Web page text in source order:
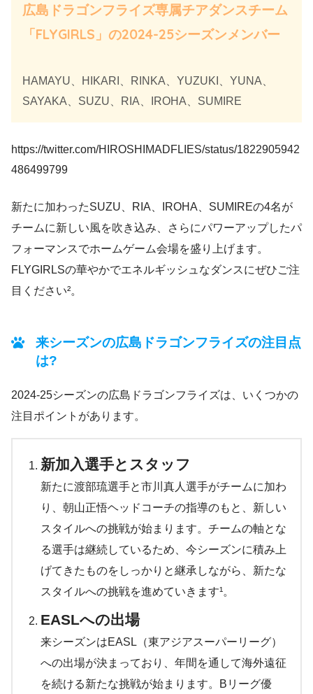
広島ドラゴンフライズ専属チアダンスチーム
「FLYGIRLS」の2024-25シーズンメンバー
HAMAYU、HIKARI、RINKA、YUZUKI、YUNA、
SAYAKA、SUZU、RIA、IROHA、SUMIRE
https://twitter.com/HIROSHIMADFLIES/status/1822905942
486499799
新たに加わったSUZU、RIA、IROHA、SUMIREの4名が
チームに新しい風を吹き込み、さらにパワーアップしたパ
フォーマンスでホームゲーム会場を盛り上げます。
FLYGIRLSの華やかでエネルギッシュなダンスにぜひご注
目ください²。
来シーズンの広島ドラゴンフライズの注目点
は?
2024-25シーズンの広島ドラゴンフライズは、いくつかの
注目ポイントがあります。
新加入選手とスタッフ
新たに渡部琉選手と市川真人選手がチームに加わ
り、朝山正悟ヘッドコーチの指導のもと、新しい
スタイルへの挑戦が始まります。チームの軸とな
る選手は継続しているため、今シーズンに積み上
げてきたものをしっかりと継承しながら、新たな
スタイルへの挑戦を進めていきます¹。
EASLへの出場
来シーズンはEASL（東アジアスーパーリーグ）
への出場が決まっており、年間を通して海外遠征
を続ける新たな挑戦が始まります。Bリーグ優